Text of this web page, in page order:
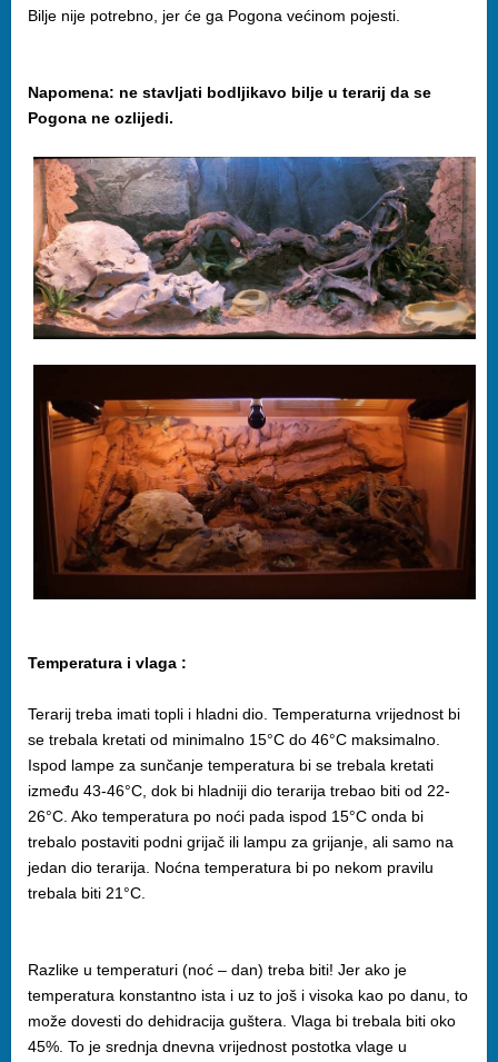
Bilje nije potrebno, jer će ga Pogona većinom pojesti.
Napomena: ne stavljati bodljikavo bilje u terarij da se
Pogona ne ozlijedi.
Temperatura i vlaga :
Terarij treba imati topli i hladni dio. Temperaturna vrijednost bi
se trebala kretati od minimalno 15°C do 46°C maksimalno.
Ispod lampe za sunčanje temperatura bi se trebala kretati
između 43-46°C, dok bi hladniji dio terarija trebao biti od 22-
26°C. Ako temperatura po noći pada ispod 15°C onda bi
trebalo postaviti podni grijač ili lampu za grijanje, ali samo na
jedan dio terarija. Noćna temperatura bi po nekom pravilu
trebala biti 21°C.
Razlike u temperaturi (noć – dan) treba biti! Jer ako je
temperatura konstantno ista i uz to još i visoka kao po danu, to
može dovesti do dehidracija guštera. Vlaga bi trebala biti oko
45%. To je srednja dnevna vrijednost postotka vlage u